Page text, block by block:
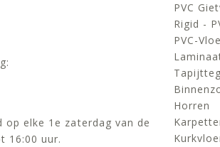
op elke 1e zaterdag van de
16:00 uur.
PVC
Rigid -
PVC-
Horren